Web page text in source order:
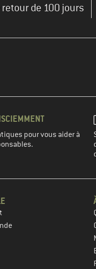
retour de 100 jours
pour vous aider à